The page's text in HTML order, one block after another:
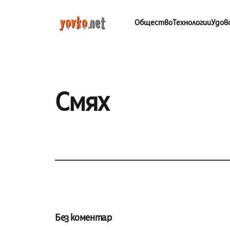
ОбществоТехнологии
Смях
Без коментар